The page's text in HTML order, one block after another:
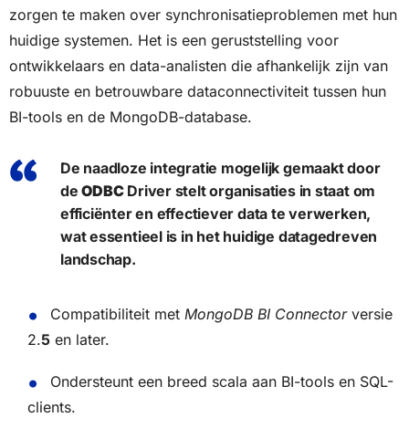
zorgen te maken over synchronisatieproblemen met hun
huidige systemen. Het is een geruststelling voor
ontwikkelaars en data-analisten die afhankelijk zijn van
robuuste en betrouwbare dataconnectiviteit tussen hun
BI-tools en de MongoDB-database.
De naadloze integratie mogelijk gemaakt door
deODBCDriver stelt organisaties in staat om
efficiënter en effectiever data te verwerken,
wat essentieel is in het huidige datagedreven
landschap.
Compatibiliteit met MongoDB BI Connectorversie
2.5 en later.
Ondersteunt een breed scala aan BI-tools en SQL-
clients.